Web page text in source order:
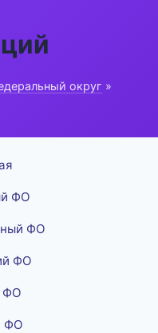
округ »
ФО
ФО
ФО
ФО
ФО